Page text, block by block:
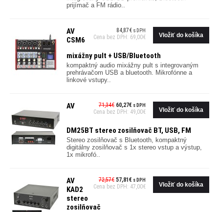
prijímač a FM rádio..
84,87€ s DPH
Cena bez DPH: 69,00€
AV
CSM6
mixážny pult + USB/Bluetooth
kompaktný audio mixážny pult s integrovaným
prehrávačom USB a bluetooth. Mikrofónne a
linkové vstupy..
71,34€ 60,27€ s DPH
Cena bez DPH: 49,00€
AV
DM25BT stereo zosilňovač BT, USB, FM
Stereo zosilňovač s Bluetooth, kompaktný
digitálny zosilňovač s 1x stereo vstup a výstup,
1x mikrofó..
72,57€ 57,81€ s DPH
Cena bez DPH: 47,00€
AV
KAD2
stereo
zosilňovač